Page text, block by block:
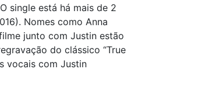
single está há mais de 2
Nomes como Anna
junto com Justin estão
do clássico “True
vocais com Justin